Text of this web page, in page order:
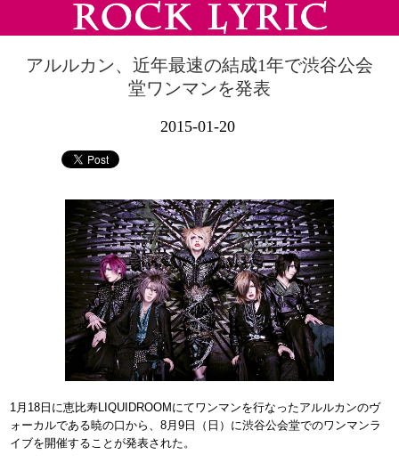
アルルカン、近年最速の結成1年で渋谷公会
堂ワンマンを発表
2015-01-20
1月18日に恵比寿LIQUIDROOMにてワンマンを行なったアルルカンのヴ
ォーカルである暁の口から、8月9日（日）に渋谷公会堂でのワンマンラ
イブを開催することが発表された。